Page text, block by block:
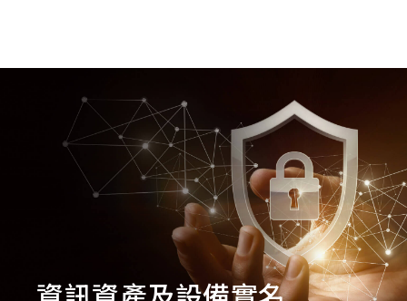
N-Partner
TeamT5 杜浦數位安全
QSAN 廣盛科技
OPSWAT
MENLO SECURITY